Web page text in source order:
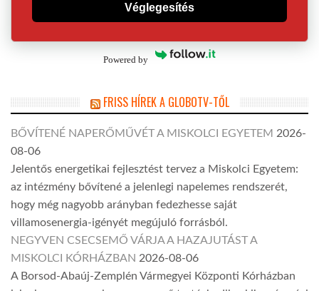
Véglegesítés
Powered by
FRISS HÍREK A GLOBOTV-TŐL
BŐVÍTENÉ NAPERŐMŰVÉT A MISKOLCI EGYETEM 2026-
08-06
Jelentős energetikai fejlesztést tervez a Miskolci Egyetem:
az intézmény bővítené a jelenlegi napelemes rendszerét,
hogy még nagyobb arányban fedezhesse saját
villamosenergia-igényét megújuló forrásból.
NEGYVEN CSECSEMŐ VÁRJA A HAZAJUTÁST A
MISKOLCI KÓRHÁZBAN 2026-08-06
A Borsod-Abaúj-Zemplén Vármegyei Központi Kórházban